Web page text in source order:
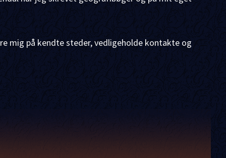
mig på kendte steder, vedligeholde kontakte og